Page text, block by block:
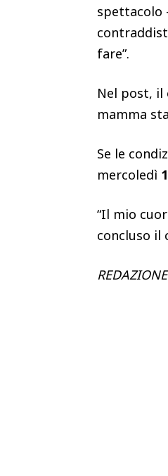
spettacolo
fare”.
Nel post, il
mamma
Se le
mercoledì
“Il mio
concluso il
REDAZIONE